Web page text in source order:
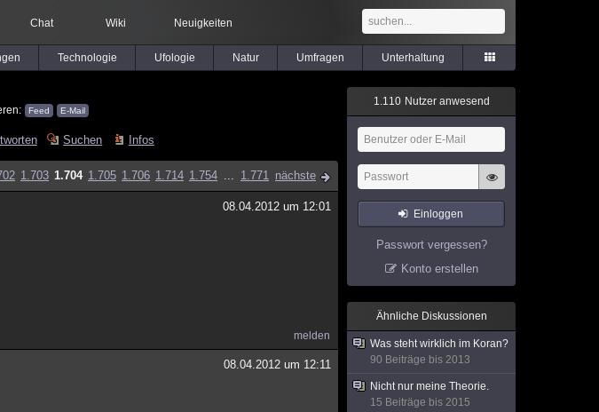
Chat Wiki Neuigkeiten
Technologie Ufologie Natur Umfragen Unterhaltung
Feed E-Mail
Suchen Infos
1.703 1.704 1.705 1.706 1.714 1.754 ... 1.771 nächste
08.04.2012 um 12:01
melden
08.04.2012 um 12:11
1.110 Nutzer anwesend
Einloggen
Passwort vergessen?
Konto erstellen
Ähnliche Diskussionen
Was steht wirklich im Koran?
90 Beiträge bis 2013
Nicht nur meine Theorie.
15 Beiträge bis 2015